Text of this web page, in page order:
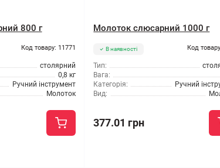
800 г
Код товару: 11771
столярний
0,8 кг
Ручний інструмент
Молоток
Молоток слюсарний 1000 г
В наявності Код
Тип:
Вага:
Категорія:
Ручний
Вид:
377.01 грн